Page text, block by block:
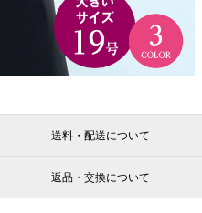
送料・配送について
返品・交換について